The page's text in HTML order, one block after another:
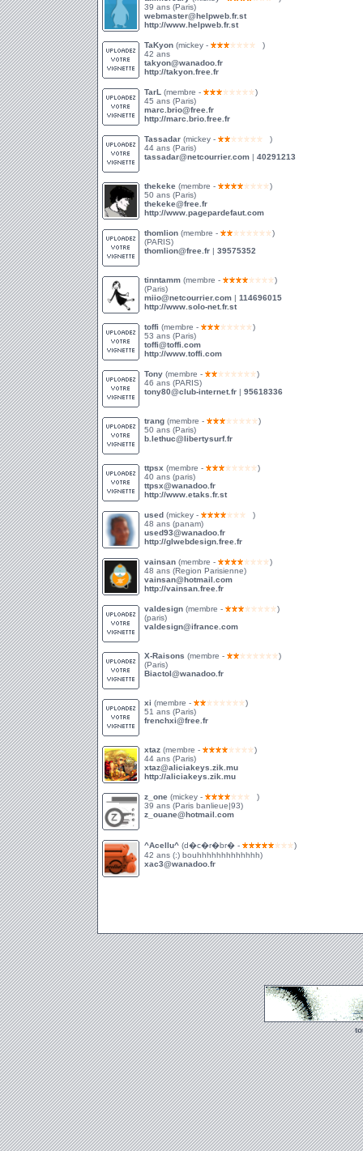
39 ans (Paris)
webmaster@helpweb.fr.st
http://www.helpweb.fr.st
TaKyon (mickey -
)
42 ans
takyon@wanadoo.fr
http://takyon.free.fr
TarL (membre -
)
45 ans (Paris)
marc.brio@free.fr
http://marc.brio.free.fr
Tassadar (mickey -
)
44 ans (Paris)
tassadar@netcourrier.com | 40291213
thekeke (membre -
)
50 ans (Paris)
thekeke@free.fr
http://www.pagepardefaut.com
thomlion (membre -
)
(PARIS)
thomlion@free.fr | 39575352
tinntamm (membre -
)
(Paris)
miio@netcourrier.com | 114696015
http://www.solo-net.fr.st
toffi (membre -
)
53 ans (Paris)
toffi@toffi.com
http://www.toffi.com
Tony (membre -
)
46 ans (PARIS)
tony80@club-internet.fr | 95618336
trang (membre -
)
50 ans (Paris)
b.lethuc@libertysurf.fr
ttpsx (membre -
)
40 ans (paris)
ttpsx@wanadoo.fr
http://www.etaks.fr.st
used (mickey -
)
48 ans (panam)
used93@wanadoo.fr
http://glwebdesign.free.fr
vainsan (membre -
)
48 ans (Region Parisienne)
vainsan@hotmail.com
http://vainsan.free.fr
valdesign (membre -
)
(paris)
valdesign@ifrance.com
X-Raisons (membre -
)
(Paris)
Biactol@wanadoo.fr
xi (membre -
)
51 ans (Paris)
frenchxi@free.fr
xtaz (membre -
)
44 ans (Paris)
xtaz@aliciakeys.zik.mu
http://aliciakeys.zik.mu
z_one (mickey -
)
39 ans (Paris banlieue|93)
z_ouane@hotmail.com
^Acellu^ (d�c�r�br� -
)
42 ans (:) bouhhhhhhhhhhhhh)
xac3@wanadoo.fr